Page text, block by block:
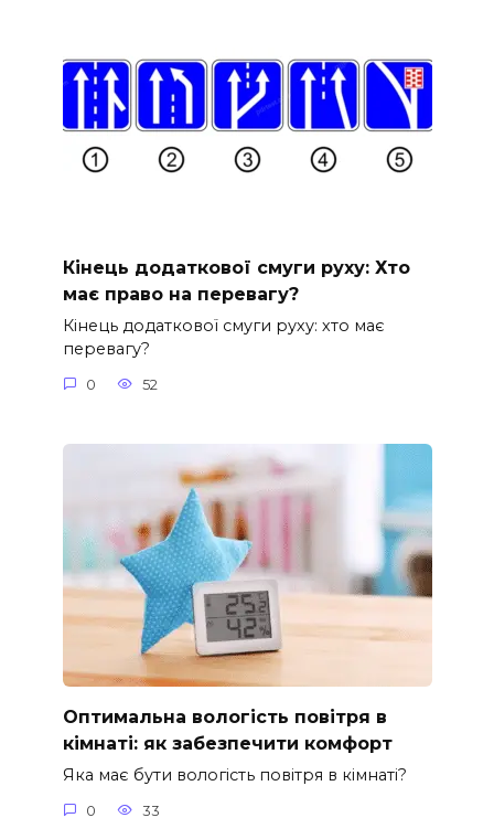
Кінець додаткової смуги руху: Хто
має право на перевагу?
Кінець додаткової смуги руху: хто має
перевагу?
0 52
Оптимальна вологість повітря в
кімнаті: як забезпечити комфорт
Яка має бути вологість повітря в кімнаті?
0 33